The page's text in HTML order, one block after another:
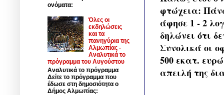
φτώχεια:
άφησε 1 - 2
δηλώνει ότι
Συνολικά οι
500 εκατ.
απειλή της
ονόματα:
Όλες οι
εκδηλώσεις
και τα
πανηγύρια της
Αλμωπίας -
Αναλυτικά το
πρόγραμμα του Αυγούστου
Αναλυτικά το πρόγραμμα
Δείτε το πρόγραμμα που
έδωσε στη δημοσιότητα ο
Δήμος Αλμωπίας: